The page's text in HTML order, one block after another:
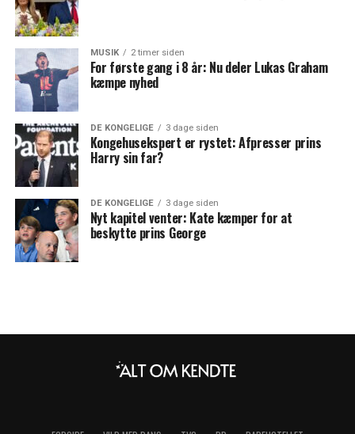
MUSIK 2 timer siden
For første gang i 8 år: Nu deler Lukas Graham
kæmpe nyhed
DE KONGELIGE 3 dage siden
Kongehusekspert er rystet: Afpresser prins
Harry sin far?
DE KONGELIGE 3 dage siden
Nyt kapitel venter: Kate kæmper for at
beskytte prins George